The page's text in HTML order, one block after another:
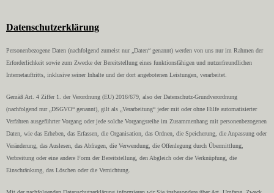
Datenschutzerklärung
Personenbezogene Daten (nachfolgend zumeist nur „Daten“ genannt) werden von uns nur im Rahmen der
Erforderlichkeit sowie zum Zwecke der Bereitstellung eines funktionsfähigen und nutzerfreundlichen
Internetauftritts, inklusive seiner Inhalte und der dort angebotenen Leistungen, verarbeitet.
Gemäß Art. 4 Ziffer 1. der Verordnung (EU) 2016/679, also der Datenschutz-Grundverordnung
(nachfolgend nur „DSGVO“ genannt), gilt als „Verarbeitung“ jeder mit oder ohne Hilfe automatisierter
Verfahren ausgeführter Vorgang oder jede solche Vorgangsreihe im Zusammenhang mit personenbezogenen
Daten, wie das Erheben, das Erfassen, die Organisation, das Ordnen, die Speicherung, die Anpassung oder
Veränderung, das Auslesen, das Abfragen, die Verwendung, die Offenlegung durch Übermittlung,
Verbreitung oder eine andere Form der Bereitstellung, den Abgleich oder die Verknüpfung, die
Einschränkung, das Löschen oder die Vernichtung.